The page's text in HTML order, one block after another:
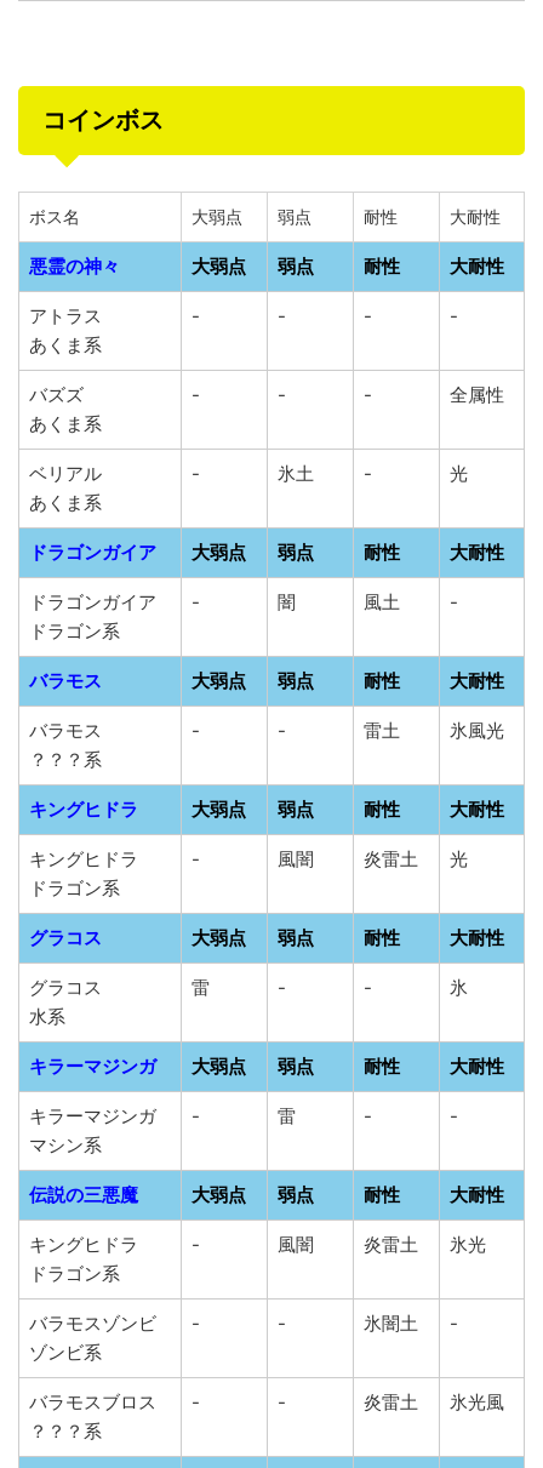
コインボス
ボス名 大弱点 弱点 耐性 大耐性
悪霊の神々 大弱点 弱点 耐性 大耐性
アトラス
あくま系
- - - -
バズズ
あくま系
- - - 全属性
ベリアル
あくま系
- 氷土 - 光
ドラゴンガイア 大弱点 弱点 耐性 大耐性
ドラゴンガイア
ドラゴン系
- 闇 風土 -
バラモス 大弱点 弱点 耐性 大耐性
バラモス
？？？系
- - 雷土 氷風光
キングヒドラ 大弱点 弱点 耐性 大耐性
キングヒドラ
ドラゴン系
- 風闇 炎雷土 光
グラコス 大弱点 弱点 耐性 大耐性
グラコス
水系
雷 - - 氷
キラーマジンガ 大弱点 弱点 耐性 大耐性
キラーマジンガ
マシン系
- 雷 - -
伝説の三悪魔 大弱点 弱点 耐性 大耐性
キングヒドラ
ドラゴン系
- 風闇 炎雷土 氷光
バラモスゾンビ
ゾンビ系
- - 氷闇土 -
バラモスブロス
？？？系
- - 炎雷土 氷光風